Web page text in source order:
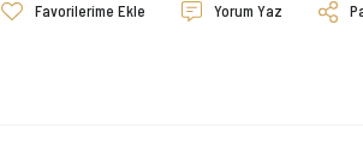
Yorum Yaz